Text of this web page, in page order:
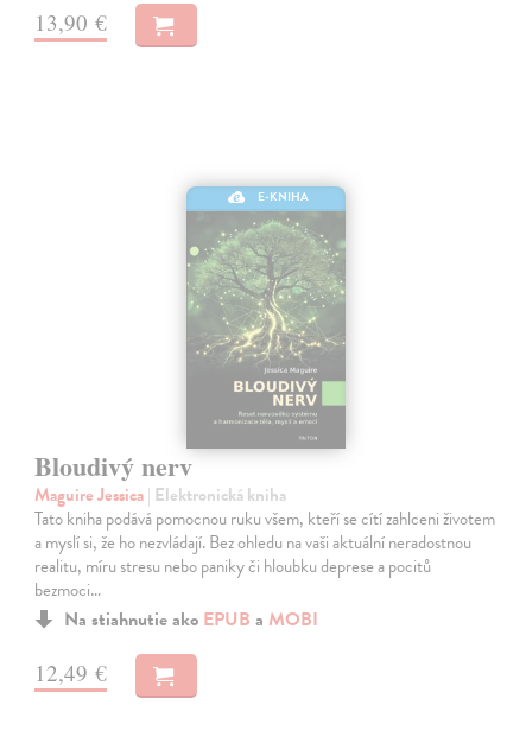
13,90 €
E-KNIHA
Bloudivý nerv
Maguire Jessica| Elektronická kniha
Tato kniha podává pomocnou ruku všem, kteří se cítí zahlceni životem
a myslí si, že ho nezvládají. Bez ohledu na vaši aktuální neradostnou
realitu, míru stresu nebo paniky či hloubku deprese a pocitů
bezmoci…
Na stiahnutie ako EPUB a MOBI
12,49 €